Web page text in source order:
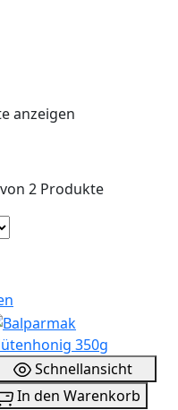
anzeigen
2 Produkte
Schnellansicht
In den Warenkorb